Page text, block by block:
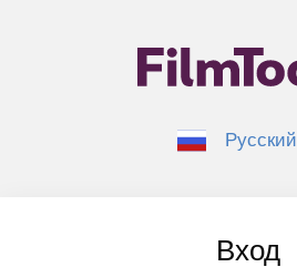
Русский
Вход